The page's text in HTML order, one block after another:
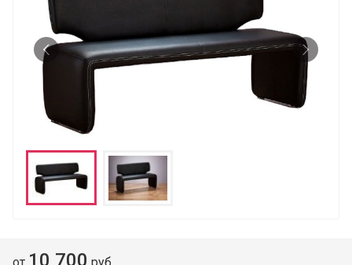
10 700